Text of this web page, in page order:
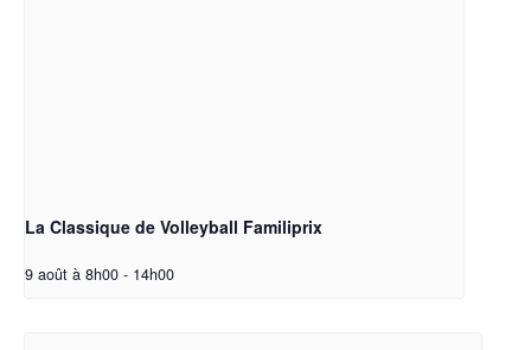
La Classique de Volleyball Familiprix
9 août à 8h00 - 14h00